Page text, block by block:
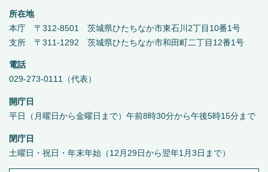
所在地
本庁 〒312-8501 茨城県ひたちなか市東石川2丁目10番1号
支所 〒311-1292 茨城県ひたちなか市和田町二丁目12番1号
電話
029-273-0111（代表）
開庁日
平日（月曜日から金曜日まで）午前8時30分から午後5時15分まで
閉庁日
土曜日・祝日・年末年始（12月29日から翌年1月3日まで）